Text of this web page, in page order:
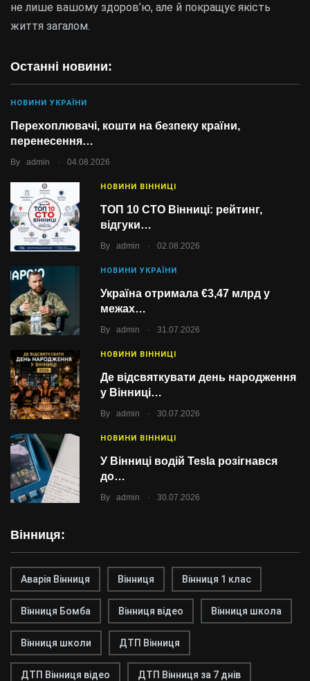
Останні новини:
НОВИНИ УКРАЇНИ
Перехоплювачі, кошти на безпеку країни,
перенесення…
By admin . 04.08.2026
НОВИНИ ВІННИЦІ
ТОП 10 СТО Вінниці: рейтинг,
відгуки…
By admin . 02.08.2026
НОВИНИ УКРАЇНИ
Україна отримала €3,47 млрд у
межах…
By admin . 31.07.2026
НОВИНИ ВІННИЦІ
Де відсвяткувати день народження
у Вінниці…
By admin . 30.07.2026
НОВИНИ ВІННИЦІ
У Вінниці водій Tesla розігнався
до…
By admin . 30.07.2026
Вінниця:
Аварія Вінниця Вінниця Вінниця 1 клас
Вінниця Бомба Вінниця відео Вінниця школа
Вінниця школи ДТП Вінниця
ДТП Вінниця відео ДТП Вінниця за 7 днів
не лише вашому здоров’ю, але й покращує якість
життя загалом.